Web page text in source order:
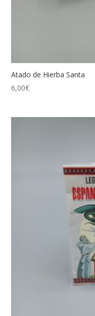
Atado de Hierba Santa
6,00€